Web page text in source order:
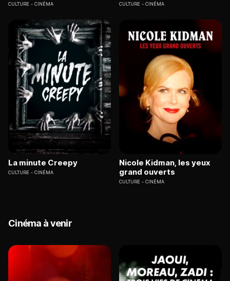
CULTURE CINÉMA CULTURE CINÉMA
La minute Creepy
CULTURE CINÉMA
Nicole Kidman, les yeux
grand ouverts
CULTURE CINÉMA
Cinéma à venir